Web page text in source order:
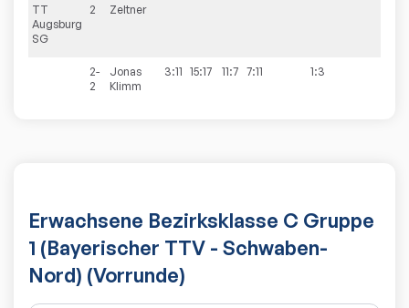
TT
Augsburg
SG
2
Zeltner
2-
2
Jonas
Klimm
3:11 15:17 11:7 7:11 1:3
Erwachsene Bezirksklasse C Gruppe
1 (Bayerischer TTV - Schwaben-
Nord) (Vorrunde)